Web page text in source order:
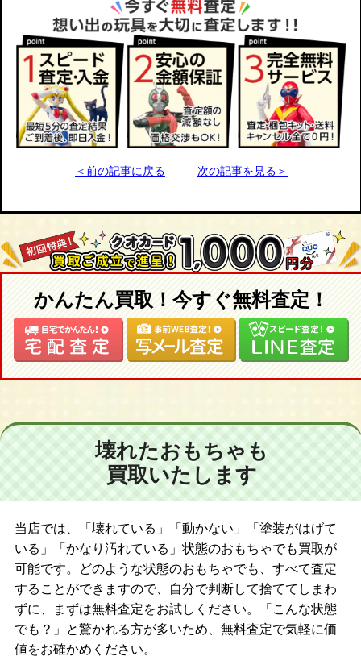
＜前の記事に戻る 次の記事を見る＞
かんたん買取！今すぐ無料査定！
壊れたおもちゃも
買取いたします
当店では、「壊れている」「動かない」「塗装がはげて
いる」「かなり汚れている」状態のおもちゃでも買取が
可能です。どのような状態のおもちゃでも、すべて査定
することができますので、自分で判断して捨ててしまわ
ずに、まずは無料査定をお試しください。「こんな状態
でも？」と驚かれる方が多いため、無料査定で気軽に価
値をお確かめください。